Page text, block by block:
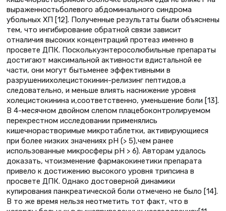
выраженностьболевого абдоминального синдрома
убольных ХП [12]. Полученные результаты были объяснены
тем, что ингибирование обратной связи зависит
отналичия высоких концентраций протеаз именно в
просвете ДПК. Посколькуэнтеросолюбильные препараты
достигают максимальной активности вдистальной ее
части, они могут бытьменее эффективными в
разрушениихолецистокинин-релизинг пептидов,а
следовательно, и меньше влиять наснижение уровня
холецистокинина и,соответственно, уменьшение боли [13].
В 4-месячном двойном слепом плацебоконтролируемом
перекрестном исследовании применялись
кишечнорастворимые микротаблетки, активирующиеся
при более низких значениях pH (> 5),чем ранее
использованные микросферы pH > 6). Авторам удалось
доказать, чтоизменение фармакокинетики препарата
привело к достижению высокого уровня трипсина в
просвете ДПК. Однако достоверной динамики
купирования панкреатической боли отмечено не было [14].
В то же время нельзя неотметить тот факт, что в